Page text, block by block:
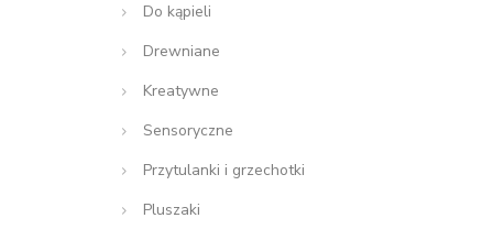
Do kąpieli
Drewniane
Kreatywne
Sensoryczne
Przytulanki i grzechotki
Pluszaki